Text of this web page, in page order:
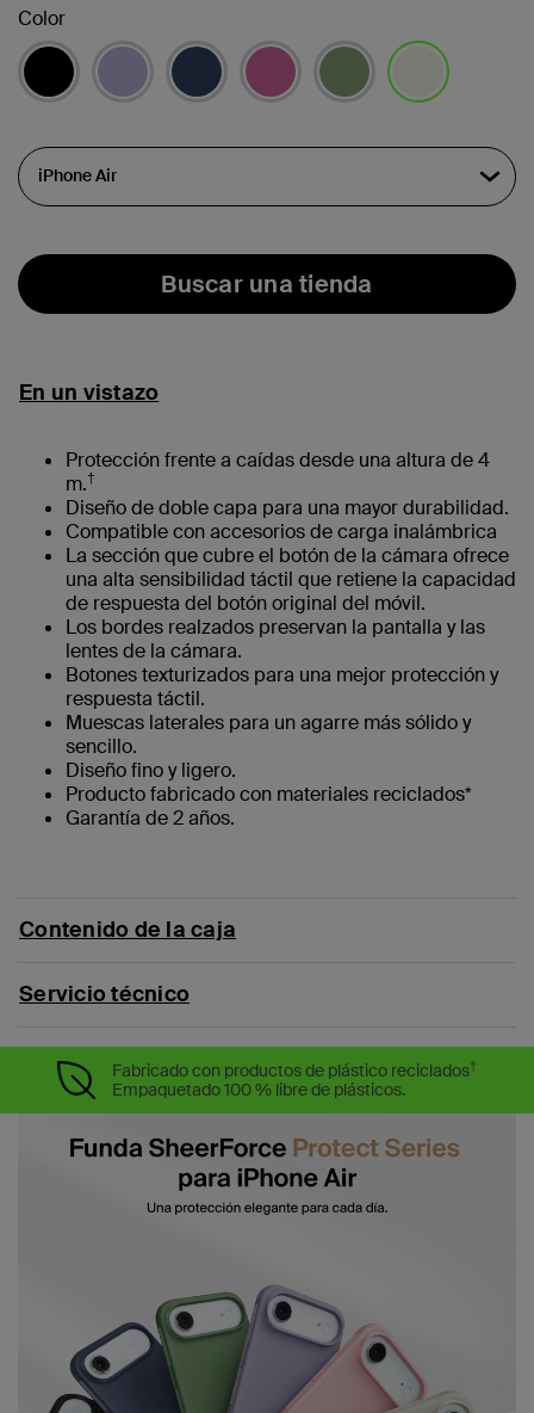
Color
Buscar una tienda
En un vistazo
Protección frente a caídas desde una altura de 4
m.†
Diseño de doble capa para una mayor durabilidad.
Compatible con accesorios de carga inalámbrica
La sección que cubre el botón de la cámara ofrece
una alta sensibilidad táctil que retiene la capacidad
de respuesta del botón original del móvil.
Los bordes realzados preservan la pantalla y las
lentes de la cámara.
Botones texturizados para una mejor protección y
respuesta táctil.
Muescas laterales para un agarre más sólido y
sencillo.
Diseño fino y ligero.
Producto fabricado con materiales reciclados*
Garantía de 2 años.
Contenido de la caja
Servicio técnico
Fabricado con productos de plástico reciclados†
Empaquetado 100 % libre de plásticos.